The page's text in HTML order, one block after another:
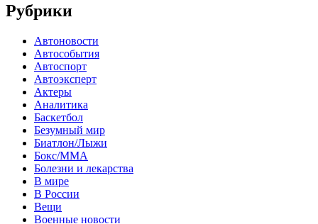
Рубрики
Автоновости
Автособытия
Автоспорт
Автоэксперт
Актеры
Аналитика
Баскетбол
Безумный мир
Биатлон/Лыжи
Бокс/MMA
Болезни и лекарства
В мире
В России
Вещи
Военные новости